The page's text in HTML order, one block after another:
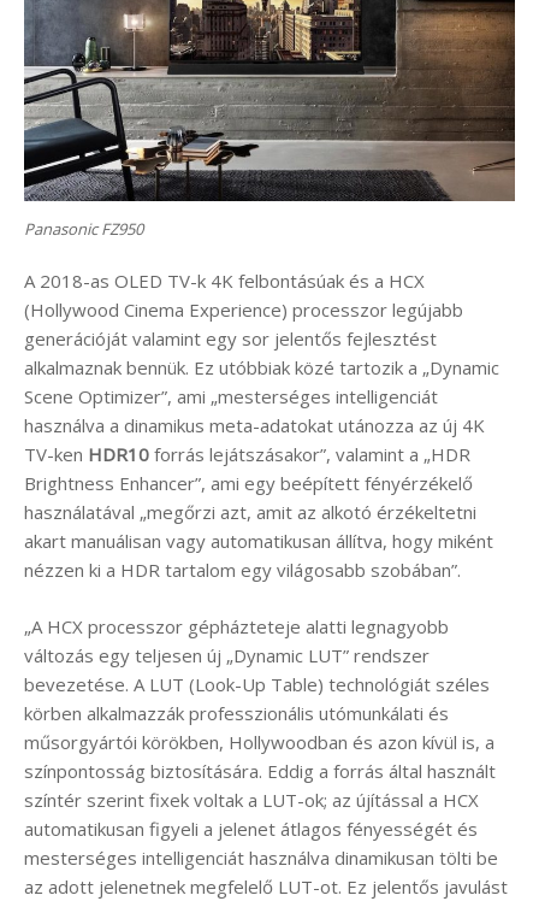
Panasonic FZ950
A 2018-as OLED TV-k 4K felbontásúak és a HCX
(Hollywood Cinema Experience) processzor legújabb
generációját valamint egy sor jelentős fejlesztést
alkalmaznak bennük. Ez utóbbiak közé tartozik a „Dynamic
Scene Optimizer”, ami „mesterséges intelligenciát
használva a dinamikus meta-adatokat utánozza az új 4K
TV-ken HDR10 forrás lejátszásakor”, valamint a „HDR
Brightness Enhancer”, ami egy beépített fényérzékelő
használatával „megőrzi azt, amit az alkotó érzékeltetni
akart manuálisan vagy automatikusan állítva, hogy miként
nézzen ki a HDR tartalom egy világosabb szobában”.
„A HCX processzor gépházteteje alatti legnagyobb
változás egy teljesen új „Dynamic LUT” rendszer
bevezetése. A LUT (Look-Up Table) technológiát széles
körben alkalmazzák professzionális utómunkálati és
műsorgyártói körökben, Hollywoodban és azon kívül is, a
színpontosság biztosítására. Eddig a forrás által használt
színtér szerint fixek voltak a LUT-ok; az újítással a HCX
automatikusan figyeli a jelenet átlagos fényességét és
mesterséges intelligenciát használva dinamikusan tölti be
az adott jelenetnek megfelelő LUT-ot. Ez jelentős javulást